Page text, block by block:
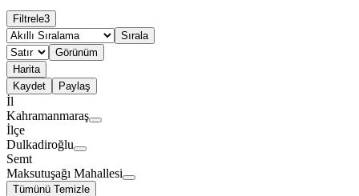
Filtrele3
Sırala
Görünüm
Harita
Kaydet
Paylaş
İl
Kahramanmaraş
İlçe
Dulkadiroğlu
Semt
Maksutuşağı Mahallesi
Tümünü Temizle